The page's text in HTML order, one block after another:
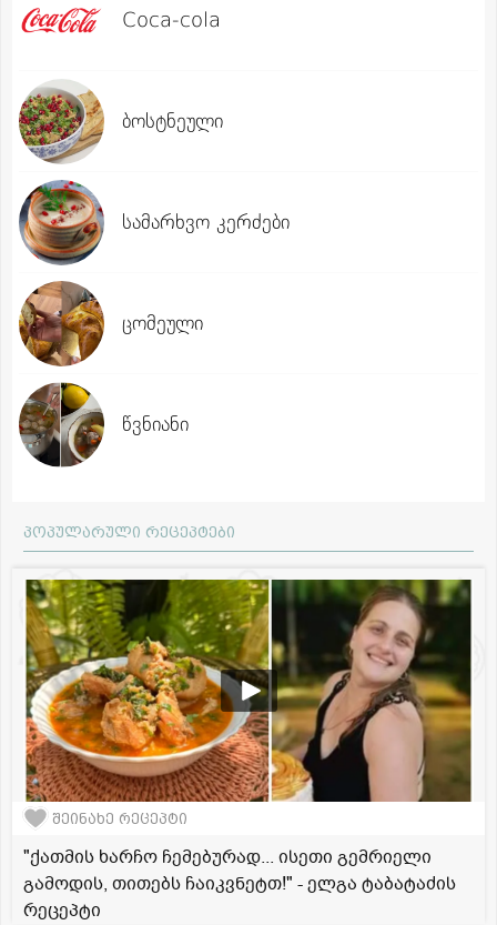
Coca-cola
ბოსტნეული
სამარხვო კერძები
ცომეული
წვნიანი
პოპულარული რეცეპტები
შეინახე რეცეპტი
"ქათმის ხარჩო ჩემებურად... ისეთი გემრიელი
გამოდის, თითებს ჩაიკვნეტთ!" - ელგა ტაბატაძის
რეცეპტი